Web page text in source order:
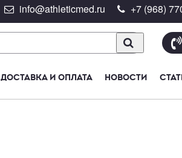
info@athleticmed.ru +7 (968)
ДОСТАВКА И ОПЛАТА НОВОСТИ